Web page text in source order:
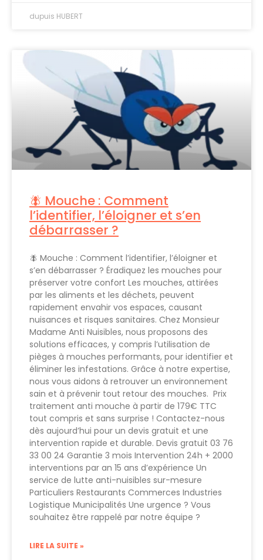
dupuis HUBERT
🪰 Mouche : Comment
l’identifier, l’éloigner et s’en
débarrasser ?
🪰 Mouche : Comment l’identifier, l’éloigner et
s’en débarrasser ? Éradiquez les mouches pour
préserver votre confort Les mouches, attirées
par les aliments et les déchets, peuvent
rapidement envahir vos espaces, causant
nuisances et risques sanitaires. Chez Monsieur
Madame Anti Nuisibles, nous proposons des
solutions efficaces, y compris l’utilisation de
pièges à mouches performants, pour identifier et
éliminer les infestations. Grâce à notre expertise,
nous vous aidons à retrouver un environnement
sain et à prévenir tout retour des mouches. Prix
traitement anti mouche à partir de 179€ TTC
tout compris et sans surprise ! Contactez-nous
dès aujourd’hui pour un devis gratuit et une
intervention rapide et durable. Devis gratuit 03 76
33 00 24 Garantie 3 mois Intervention 24h + 2000
interventions par an 15 ans d’expérience Un
service de lutte anti-nuisibles sur-mesure
Particuliers Restaurants Commerces Industries
Logistique Municipalités Une urgence ? Vous
souhaitez être rappelé par notre équipe ?
LIRE LA SUITE »